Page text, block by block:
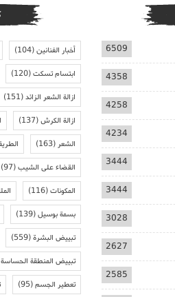
6509
4358
4258
4234
3444
3444
3028
2627
2585
أخبار الفنانين(104)
ابتسام تسكت(120)
ازالة الشعر الزائد(151)
ازالة الكرش(137)
الشعر(163)
القضاء على الشيب(97)
المكونات(116)
بسمة بوسيل(139)
تبييض البشرة(559)
تبييض المنطقة الحساسة
تعطير الجسم(95)